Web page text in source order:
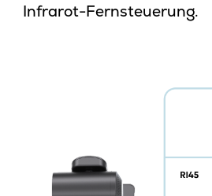
Infrarot-Fernsteuerung.